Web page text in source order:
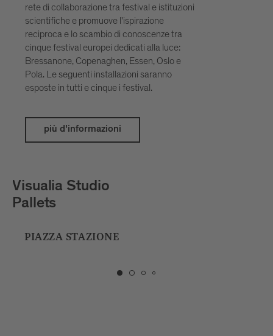
rete di collaborazione tra festival e istituzioni
scientifiche e promuove l'ispirazione
reciproca e lo scambio di conoscenze tra
cinque festival europei dedicati alla luce:
Bressanone, Copenaghen, Essen, Oslo e
Pola. Le seguenti installazioni saranno
esposte in tutti e cinque i festival.
più d'informazioni
Petar Šćulac
SpatialDivergence
BOUTIQUE HOTEL BADHAUS, CORTILE